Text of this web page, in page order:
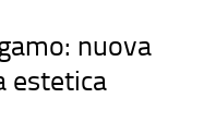
nuova
estetica